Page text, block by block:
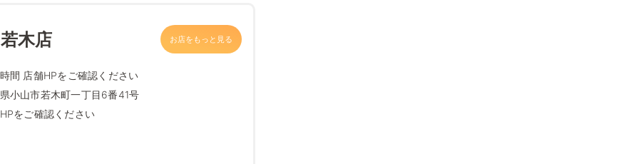
木店 お店をもっと見る
間 店舗HPをご確認ください
小山市若木町一丁目6番41号
をご確認ください